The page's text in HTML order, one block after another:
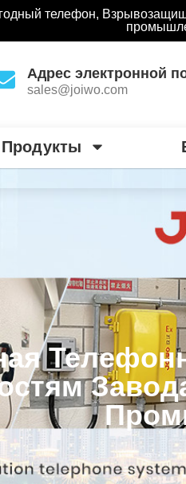
телефон,
Адрес электронной
sales@joiwo.com
Продукты